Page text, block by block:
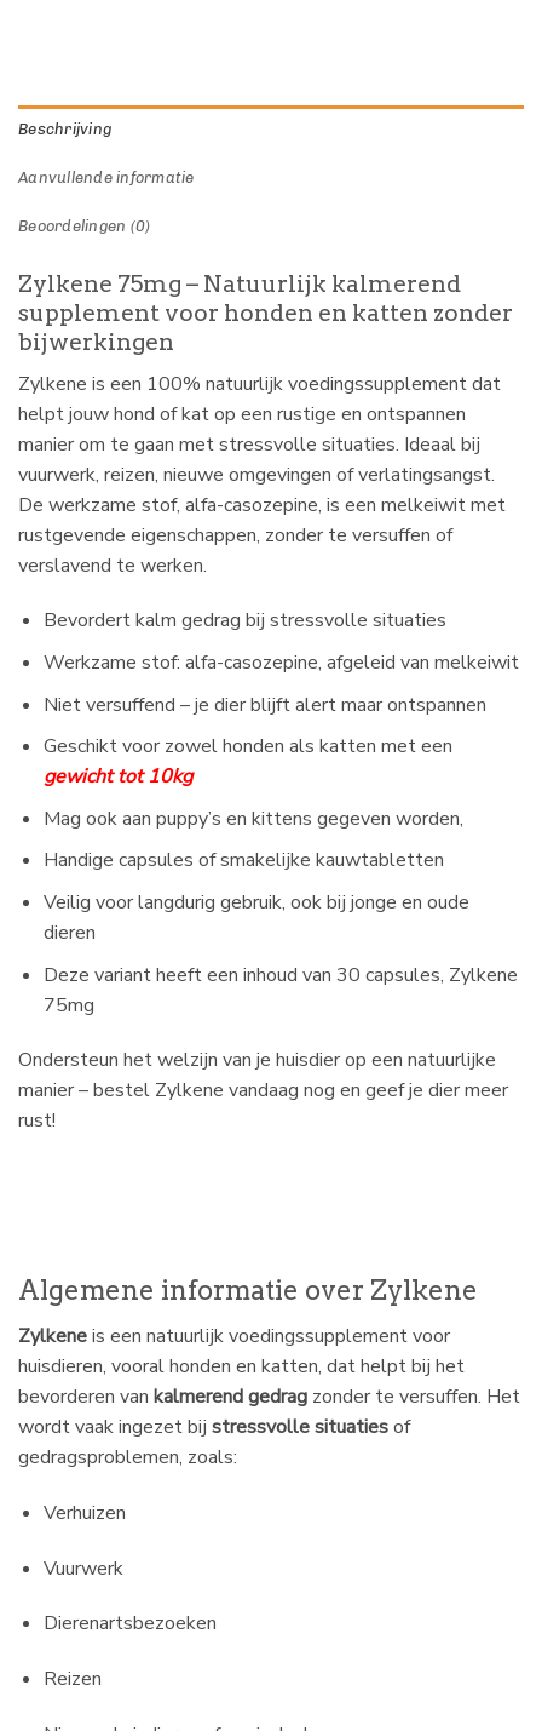
Beschrijving
Aanvullende informatie
Beoordelingen (0)
Zylkene 75mg – Natuurlijk kalmerend
supplement voor honden en katten zonder
bijwerkingen
Zylkene is een 100% natuurlijk voedingssupplement dat
helpt jouw hond of kat op een rustige en ontspannen
manier om te gaan met stressvolle situaties. Ideaal bij
vuurwerk, reizen, nieuwe omgevingen of verlatingsangst.
De werkzame stof, alfa-casozepine, is een melkeiwit met
rustgevende eigenschappen, zonder te versuffen of
verslavend te werken.
Bevordert kalm gedrag bij stressvolle situaties
Werkzame stof: alfa-casozepine, afgeleid van melkeiwit
Niet versuffend – je dier blijft alert maar ontspannen
Geschikt voor zowel honden als katten met een
gewicht tot 10kg
Mag ook aan puppy’s en kittens gegeven worden,
Handige capsules of smakelijke kauwtabletten
Veilig voor langdurig gebruik, ook bij jonge en oude
dieren
Deze variant heeft een inhoud van 30 capsules, Zylkene
75mg
Ondersteun het welzijn van je huisdier op een natuurlijke
manier – bestel Zylkene vandaag nog en geef je dier meer
rust!
Algemene informatie over Zylkene
Zylkeneis een natuurlijk voedingssupplement voor
huisdieren, vooral honden en katten, dat helpt bij het
bevorderen van kalmerend gedrag zonder te versuffen. Het
wordt vaak ingezet bij stressvolle situatiesof
gedragsproblemen, zoals:
Verhuizen
Vuurwerk
Dierenartsbezoeken
Reizen